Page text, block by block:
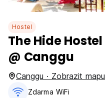
Hostel
The Hide Hostel
@ Canggu
Canggu · Zobrazit mapu
Zdarma WiFi